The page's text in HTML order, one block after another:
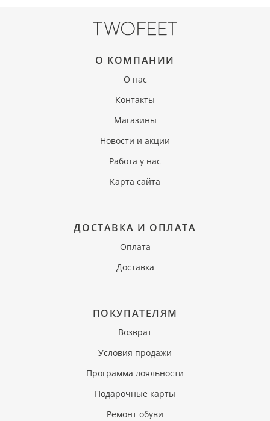
О КОМПАНИИ
О нас
Контакты
Магазины
Новости и акции
Работа у нас
Карта сайта
ДОСТАВКА И ОПЛАТА
Оплата
Доставка
ПОКУПАТЕЛЯМ
Возврат
Условия продажи
Программа лояльности
Подарочные карты
Ремонт обуви